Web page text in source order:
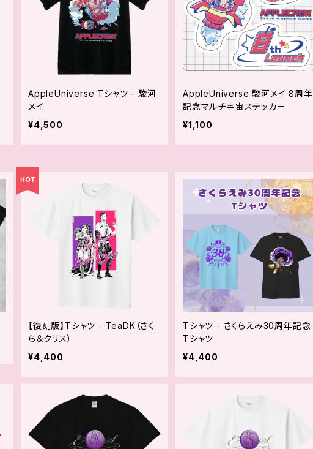
AppleUniverse Tシャツ - 駿河
メイ
¥4,500
AppleUniverse 駿河メイ 8周年
記念マルチ宇宙ステッカー
¥1,100
【復刻版】Tシャツ - TeaDK（さく
ら＆クリス）
¥4,400
Tシャツ - さくらえみ30周年記念
Tシャツ
¥4,400